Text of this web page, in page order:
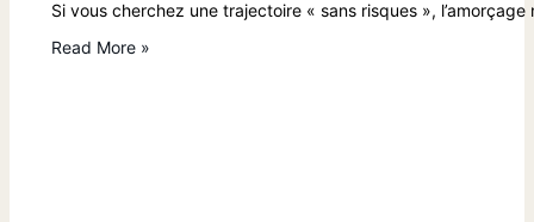
Si vous cherchez une trajectoire « sans risques »,
Read More »